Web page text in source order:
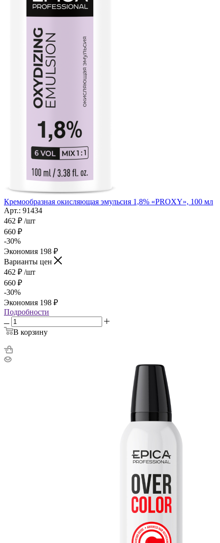
Кремообразная окисляющая эмульсия 1,8% «PROXY», 100 мл
Арт.: 91434
462 ₽ /шт
660 ₽
-30%
Экономия 198 ₽
Варианты цен
462 ₽ /шт
660 ₽
-30%
Экономия 198 ₽
Подробности
В корзину